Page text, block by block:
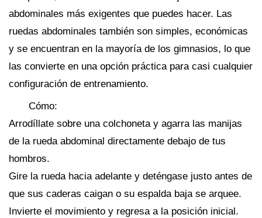
abdominales más exigentes que puedes hacer. Las
ruedas abdominales también son simples, económicas
y se encuentran en la mayoría de los gimnasios, lo que
las convierte en una opción práctica para casi cualquier
configuración de entrenamiento.
Cómo:
Arrodíllate sobre una colchoneta y agarra las manijas
de la rueda abdominal directamente debajo de tus
hombros.
Gire la rueda hacia adelante y deténgase justo antes de
que sus caderas caigan o su espalda baja se arquee.
Invierte el movimiento y regresa a la posición inicial.